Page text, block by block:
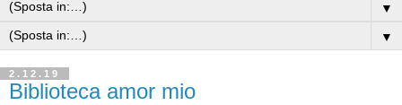
▼
▼
2.12.19
Biblioteca amor mio